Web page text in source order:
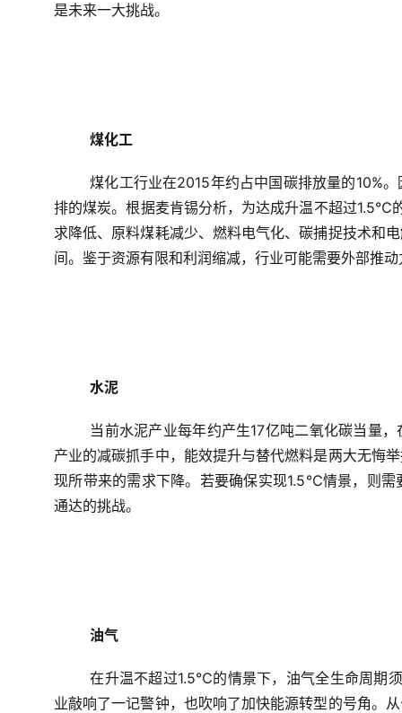
是未来一大挑战。
煤化工
煤化工行业在2015年约占中国碳排放量的10%
排的煤炭。根据麦肯锡分析，为达成升温不超过1.5℃
求降低、原料煤耗减少、燃料电气化、碳捕捉技术和
间。鉴于资源有限和利润缩减，行业可能需要外部推
水泥
当前水泥产业每年约产生17亿吨二氧化碳当量
产业的减碳抓手中，能效提升与替代燃料是两大无悔
现所带来的需求下降。若要确保实现1.5℃情景，则
通达的挑战。
油气
在升温不超过1.5℃的情景下，油气全生命周期
业敲响了一记警钟，也吹响了加快能源转型的号角。